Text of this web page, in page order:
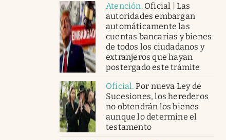
Atención. Oficial | Las
autoridades embargan
automáticamente las
cuentas bancarias y bienes
de todos los ciudadanos y
extranjeros que hayan
postergado este trámite
Oficial. Por nueva Ley de
Sucesiones, los herederos
no obtendrán los bienes
aunque lo determine el
testamento